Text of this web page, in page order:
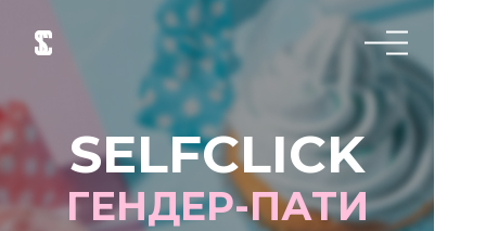
SELFCLICK
ГЕНДЕР-ПАТИ